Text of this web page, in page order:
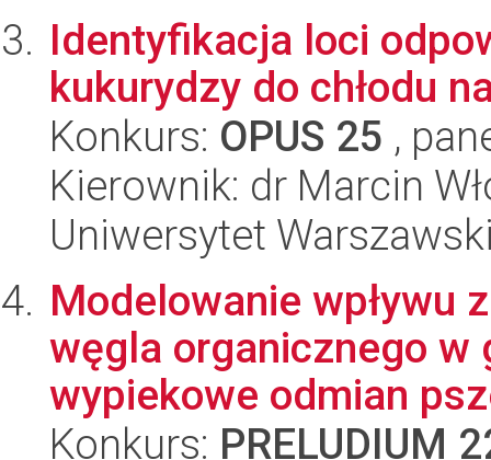
Identyfikacja loci
kukurydzy do chłodu
Konkurs: OPUS 25 ,
Kierownik: dr Marcin
Uniwersytet
Modelowanie wpływu
węgla organicznego w
wypiekowe odmian
Konkurs: PRELUDIUM